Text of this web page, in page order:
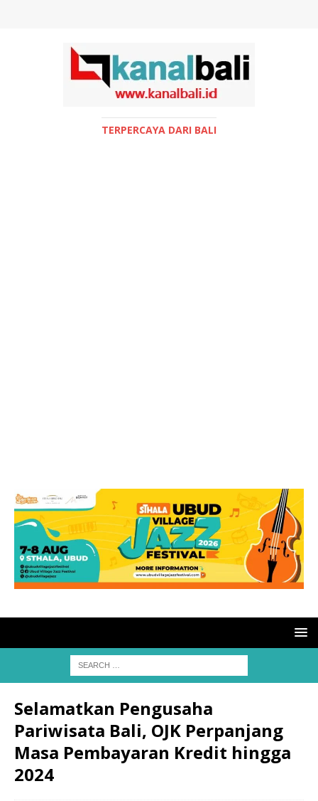
TERPERCAYA DARI BALI
Selamatkan Pengusaha
Pariwisata Bali, OJK Perpanjang
Masa Pembayaran Kredit hingga
2024